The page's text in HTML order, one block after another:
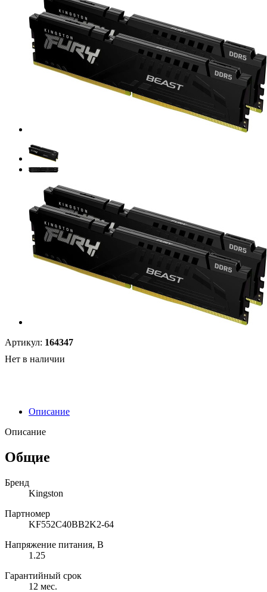
Артикул: 164347
Нет в наличии
Описание
Описание
Общие
Бренд
Kingston
Партномер
KF552C40BB2K2-64
Напряжение питания, В
1.25
Гарантийный срок
12 мес.